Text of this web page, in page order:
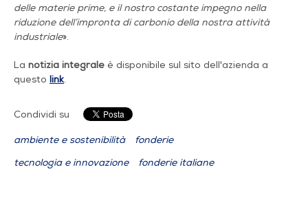
delle materie prime, e il nostro costante impegno nella
riduzione dell’impronta di carbonio della nostra attività
industriale».
La notizia integrale è disponibile sul sito dell'azienda a
questo link.
Condividi su
ambiente e sostenibilità
fonderie
tecnologia e innovazione
fonderie italiane